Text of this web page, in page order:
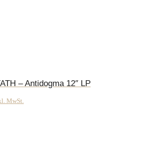
– Antidogma 12″ LP
MwSt.